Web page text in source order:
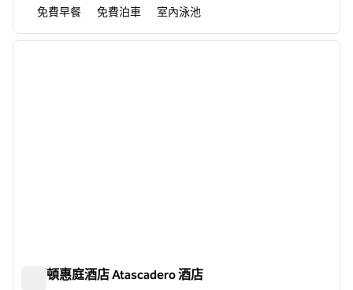
免費早餐 免費泊車 室內泳池
第 1 頁，共 12 頁
下一
希爾頓惠庭酒店 Atascadero 酒店